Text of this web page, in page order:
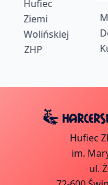
Hufiec
Ziemi
Wolińskiej
ZHP
Hufiec
im.
ul.